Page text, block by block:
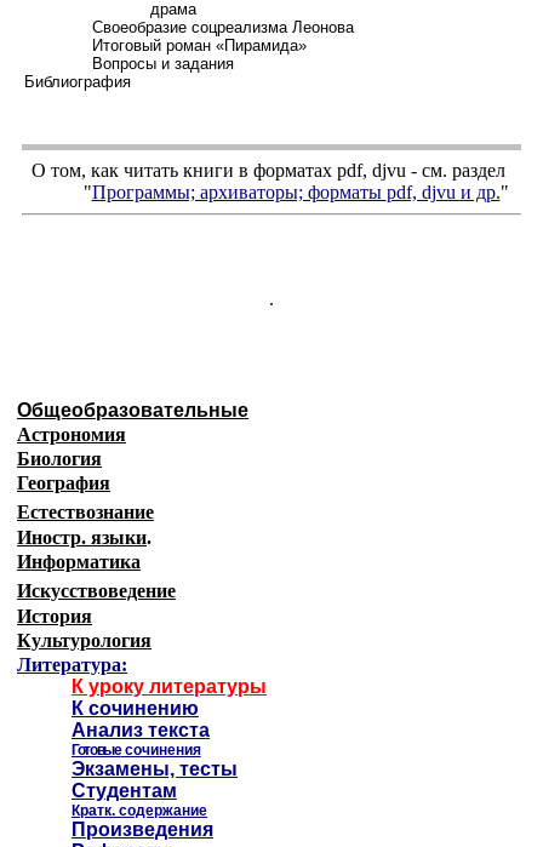
драма
Своеобразие соцреализма Леонова
Итоговый роман «Пирамида»
Вопросы и задания
Библиография
О том, как читать книги в форматах pdf, djvu - см. раздел
"Программы; архиваторы; форматы pdf, djvu и др."
.
Общеобразовательные
Астрономия
Биология
География
Естествознание
Иностр. языки.
Информатика
Искусствоведение
История
Культурология
Литература:
К уроку литературы
К сочинению
Анализ текста
Готовыесочинения
Экзамены, тесты
Студентам
Кратк. содержание
Произведения